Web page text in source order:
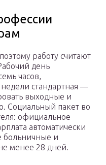
работу считают
день
часов,
стандартная —
выходные и
Социальный пакет во
официальное
автоматически
больничные и
менее 28 дней.